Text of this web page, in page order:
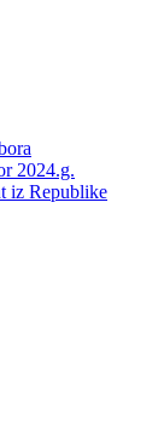
2024.g.
iz Republike